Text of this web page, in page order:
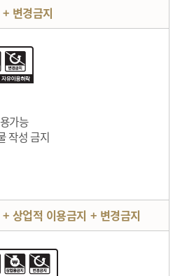
변경금지
가능
작성 금지
상업적 이용금지 + 변경금지